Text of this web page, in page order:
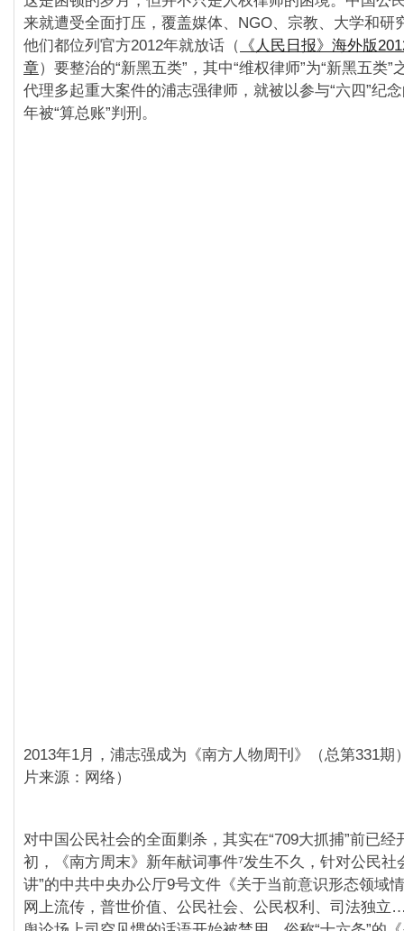
来就遭受全面打压，覆盖媒体、NGO、宗教、大学和
他们都位列官方2012年就放话（ 《人民日报》海外版
章）要整治的“新黑五类”，其中“维权律师”为“新黑五类”
代理多起重大案件的浦志强律师，就被以参与“六四”纪
年被“算总账”判刑。
2013年1月，浦志强成为《南方人物周刊》（总第331期
片来源：网络）
对中国公民社会的全面剿杀，其实在“709大抓捕”前已经
初，《南方周末》新年献词事件⁷发生不久，针对公民社
讲”的中共中央办公厅9号文件《关于当前意识形态领域
网上流传，普世价值、公民社会、公民权利、司法独